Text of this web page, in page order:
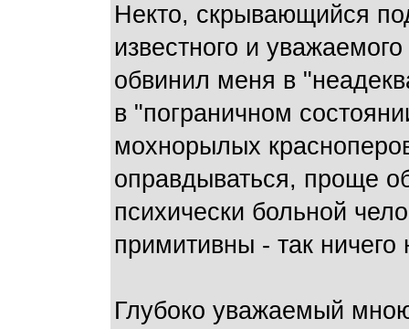
Некто, скрывающийся
известного и
обвинил меня в
в "пограничном
мохнорылых
оправдываться, проще
психически больной
примитивны - так ничего
Глубоко уважаемый